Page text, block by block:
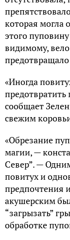
которая могла
этого
видимому,
«Иногда
сообщает
свежим
«Обрезание
магии, —
Север”. —
повитух и
предпочтения
акушерским
“загрызать”
обработке